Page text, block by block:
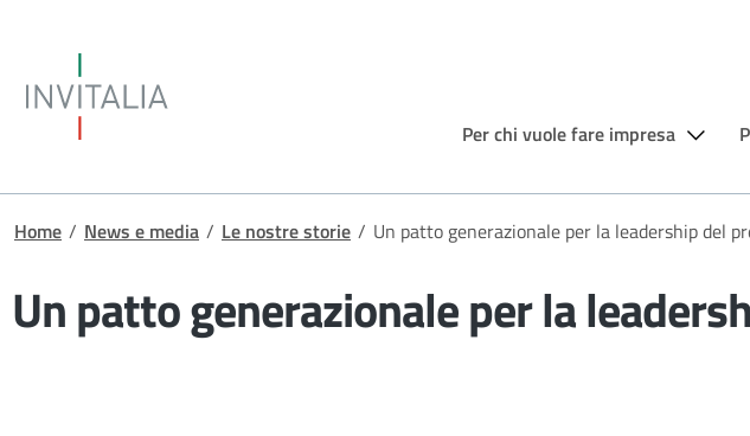
Per chi vuole fare impresa
Briciole di pane
Home / News e media / Le nostre storie / Un patto generazionale per la leadership del
Un patto generazionale per la